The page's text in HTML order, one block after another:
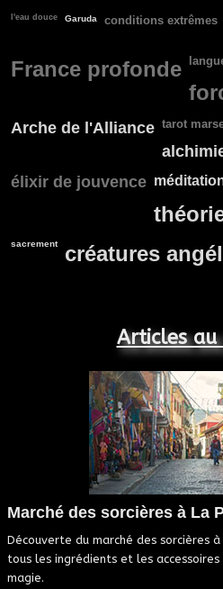
l'eau douce Garuda conditions extrêmes
France profonde
Arche de l'Alliance tarot
élixir de jouvence
sacrement créatures
Articles au
Marché des sorcières à La
Découverte du marché des sorcières
tous les ingrédients et les
magie.